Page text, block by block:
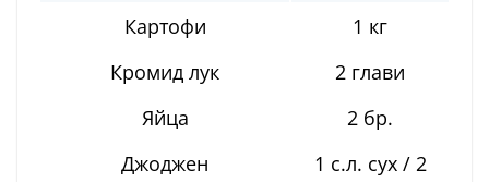
Картофи
1 кг
Кромид лук
2 глави
Яйца
2 бр.
Джоджен
1 с.л. сух / 2